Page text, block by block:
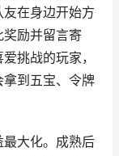
在身边开始方
励并留言寄
挑战的玩家，
到五宝、令牌
大化。成熟后